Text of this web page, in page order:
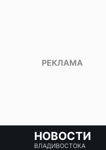
НОВОСТИ
ВЛАДИВОСТОКА